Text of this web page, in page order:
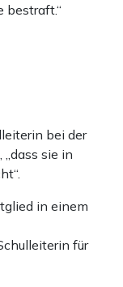
bestraft.“
bei der
sie in
in einem
für